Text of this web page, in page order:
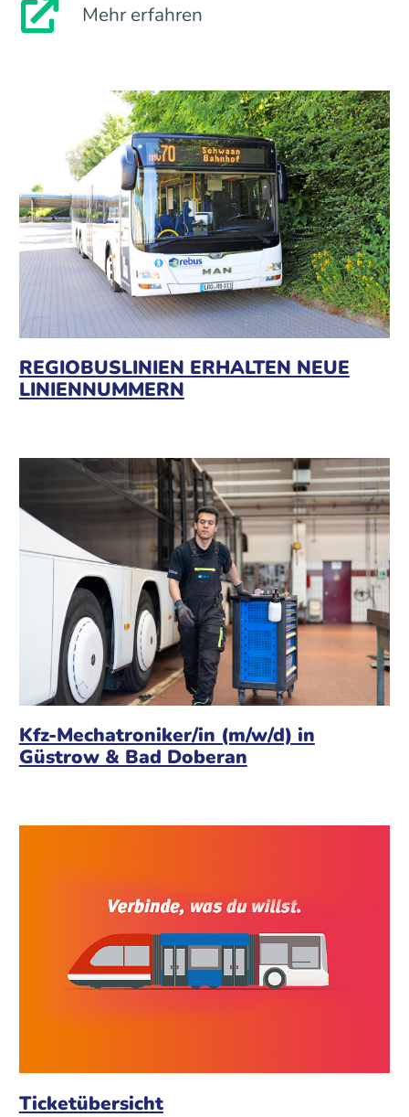
Mehr erfahren
REGIOBUSLINIEN ERHALTEN NEUE
LINIENNUMMERN
Kfz-Mechatroniker/in (m/w/d) in
Güstrow & Bad Doberan
Ticketübersicht